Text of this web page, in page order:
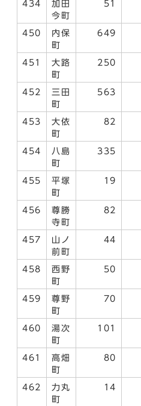
434
加田
今町
51
450
内保
町
649
451
大路
町
250
452
三田
町
563
453
大依
町
82
454
八島
町
335
455
平塚
町
19
456
尊勝
寺町
82
457
山ノ
前町
44
458
西野
町
50
459
尊野
町
70
460
湯次
町
101
461
高畑
町
80
462
力丸
町
14